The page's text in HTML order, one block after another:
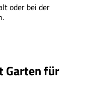
oder bei der
Garten für